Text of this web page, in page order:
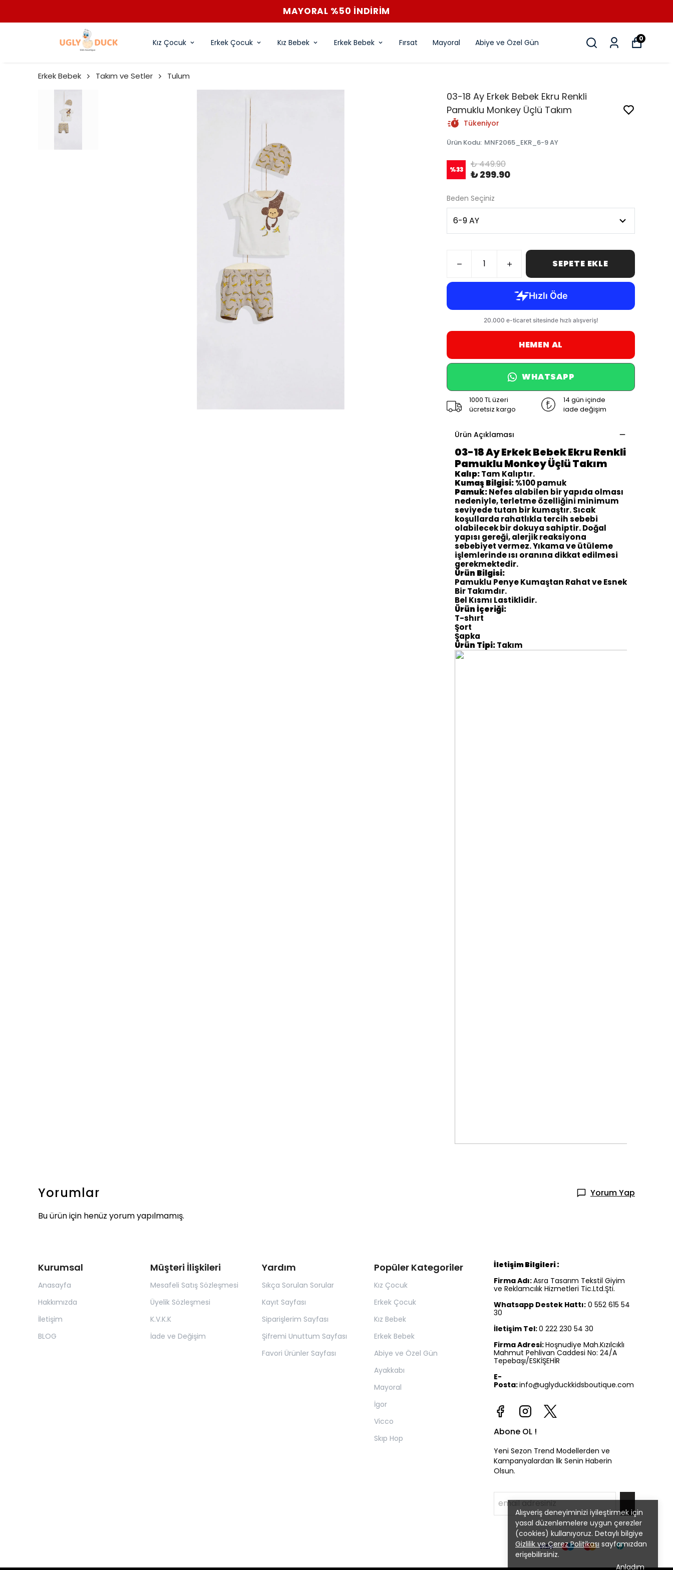
MAYORAL %50 İNDİRİM
Kız Çocuk Erkek Çocuk Kız Bebek Erkek Bebek Fırsat Mayoral Abiye ve Özel Gün 0
Alışveriş deneyiminizi iyileştirmek için
yasal düzenlemelere uygun çerezler
(cookies) kullanıyoruz. Detaylı bilgiye
Gizlilik ve Çerez Politikası sayfamızdan
erişebilirsiniz.
Anladım
Erkek Bebek Takım ve Setler Tulum
03-18 Ay Erkek Bebek Ekru Renkli
Pamuklu Monkey Üçlü Takım
Tükeniyor
Ürün Kodu: MNF2065_EKR_6-9 AY
%33 ₺ 449.90
₺ 299.90
Beden Seçiniz
SEPETE EKLE
HEMEN AL
WHATSAPP
1000 TL üzeri
ücretsiz kargo
14 gün içinde
iade değişim
Ürün Açıklaması
03-18 Ay Erkek Bebek Ekru Renkli
Pamuklu Monkey Üçlü Takım
Kalıp:Tam Kalıptır.
Kumaş Bilgisi:%100 pamuk
Pamuk:Nefes alabilen bir yapıda olması
nedeniyle, terletme özelliğini minimum
seviyede tutan bir kumaştır. Sıcak
koşullarda rahatlıkla tercih sebebi
olabilecek bir dokuya sahiptir. Doğal
yapısı gereği, alerjik reaksiyona
sebebiyet vermez. Yıkama ve ütüleme
işlemlerinde ısı oranına dikkat edilmesi
gerekmektedir.
Ürün Bilgisi:
Pamuklu Penye Kumaştan Rahat ve Esnek
Bir Takımdır.
Bel Kısmı Lastiklidir.
Ürün İçeriği:
T-shırt
Şort
Şapka
Ürün Tipi:Takım
Yorumlar
Yorum Yap
Bu ürün için henüz yorum yapılmamış.
Kurumsal
Anasayfa
Hakkımızda
İletişim
BLOG
Müşteri İlişkileri
Mesafeli Satış Sözleşmesi
Üyelik Sözleşmesi
K.V.K.K
İade ve Değişim
Yardım
Sıkça Sorulan Sorular
Kayıt Sayfası
Siparişlerim Sayfası
Şifremi Unuttum Sayfası
Favori Ürünler Sayfası
Popüler Kategoriler
Kız Çocuk
Erkek Çocuk
Kız Bebek
Erkek Bebek
Abiye ve Özel Gün
Ayakkabı
Mayoral
İgor
Vicco
Skıp Hop
İletişim Bilgileri :
Firma Adı:Asra Tasarım Tekstil Giyim
ve Reklamcılık Hizmetleri Tic.Ltd.Şti.
Whatsapp Destek Hattı: 0 552 615 54
30
İletişim Tel:0 222 230 54 30
Firma Adresi:Hoşnudiye Mah.Kızılcıklı
Mahmut Pehlivan Caddesi No: 24/A
Tepebaşı/ESKİŞEHİR
E-
Posta:info@uglyduckkidsboutique.com
Abone OL !
Yeni Sezon Trend Modellerden ve
Kampanyalardan İlk Senin Haberin
Olsun.